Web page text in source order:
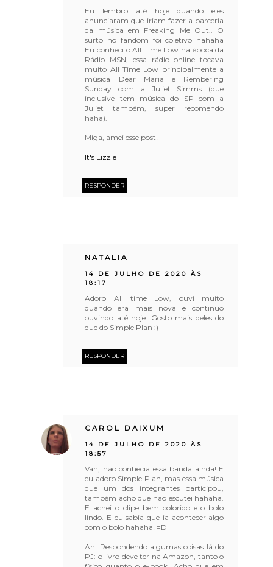
Eu lembro até hoje quando eles
anunciaram que iriam fazer a parceria
da música em Freaking Me Out.. O
surto no fandom foi coletivo hahaha
Eu conheci o All Time Low na época da
Rádio MSN, essa rádio online tocava
muito All Time Low principalmente a
música Dear Maria e Rembering
Sunday com a Juliet Simms (que
inclusive tem música do SP com a
Juliet também, super recomendo
haha).
Miga, amei esse post!
It's Lizzie
RESPONDER
NATALIA
14 DE JULHO DE 2020 ÀS
18:17
Adoro All time Low, ouvi muito
quando era mais nova e continuo
ouvindo até hoje. Gosto mais deles do
que do Simple Plan :)
RESPONDER
CAROL DAIXUM
14 DE JULHO DE 2020 ÀS
18:57
Váh, não conhecia essa banda ainda! E
eu adoro Simple Plan, mas essa música
que um dos integrantes participou,
também acho que não escutei hahaha.
E achei o clipe bem colorido e o bolo
lindo. E eu sabia que ia acontecer algo
com o bolo hahaha! =D
Ah! Respondendo algumas coisas lá do
PJ: o livro deve ter na Amazon, tanto o